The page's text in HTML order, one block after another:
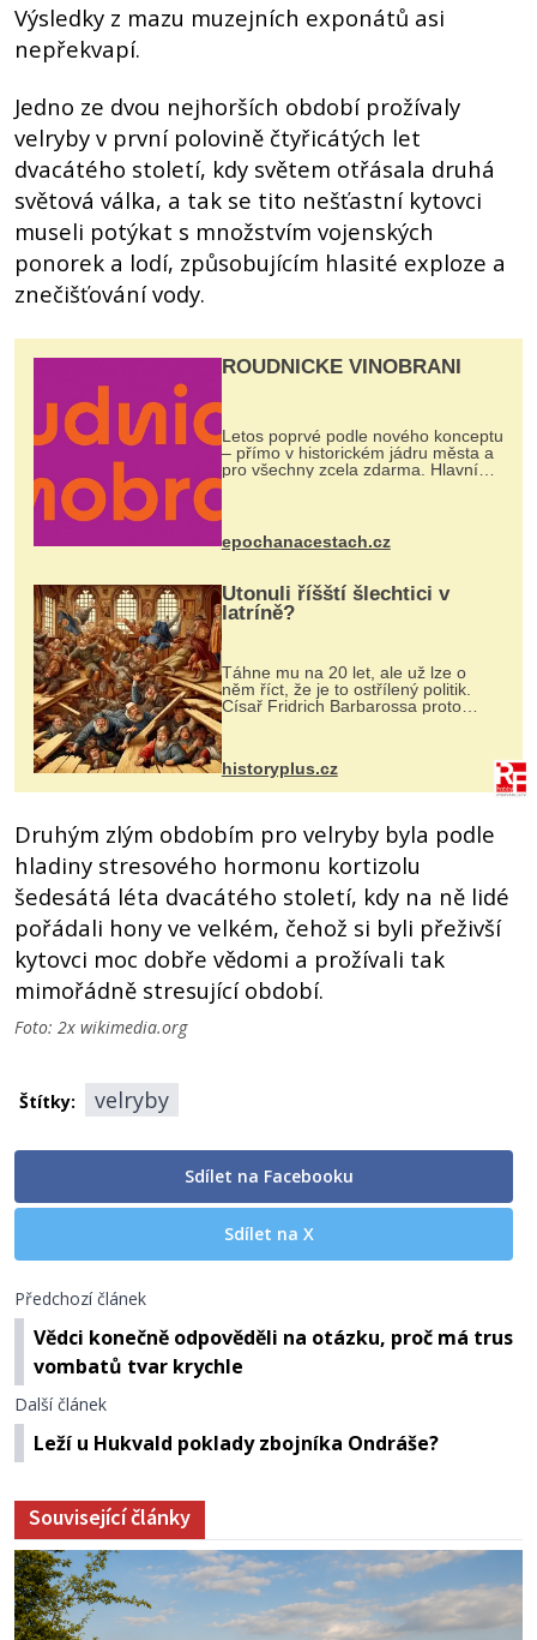
Výsledky z mazu muzejních exponátů asi
nepřekvapí.
Jedno ze dvou nejhorších období prožívaly
velryby v první polovině čtyřicátých let
dvacátého století, kdy světem otřásala druhá
světová válka, a tak se tito nešťastní kytovci
museli potýkat s množstvím vojenských
ponorek a lodí, způsobujícím hlasité exploze a
znečišťování vody.
ROUDNICKÉ VINOBRANÍ
Letos poprvé podle nového konceptu
– přímo v historickém jádru města a
pro všechny zcela zdarma. Hlavní
program se odehraje na Karlově a
mohou těšit na víno, burčák, pes...
epochanacestach.cz
Utonuli říšští šlechtici v
latríně?
Táhne mu na 20 let, ale už lze o
něm říct, že je to ostřílený politik.
Císař Fridrich Barbarossa proto
posílá svého syna a dědice Jindřicha
VI. do Erfurtu, aby se stal
prostředníkem při řešení sporu m...
historyplus.cz
Druhým zlým obdobím pro velryby byla podle
hladiny stresového hormonu kortizolu
šedesátá léta dvacátého století, kdy na ně lidé
pořádali hony ve velkém, čehož si byli přeživší
kytovci moc dobře vědomi a prožívali tak
mimořádně stresující období.
Foto: 2x wikimedia.org
Štítky: velryby
Sdílet na Facebooku
Sdílet na X
Předchozí článek
Vědci konečně odpověděli na otázku, proč má trus
vombatů tvar krychle
Další článek
Leží u Hukvald poklady zbojníka Ondráše?
Související články